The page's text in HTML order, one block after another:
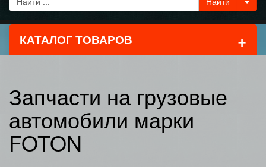
КАТАЛОГ ТОВАРОВ +
Запчасти на грузовые
автомобили марки
FOTON